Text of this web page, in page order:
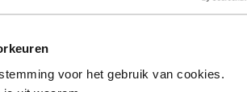
voor het gebruik van cookies.
het zachte voetbed zorgen ervoor
lopen. Het sterke maar zachte leer
en luxe gevoel aan je voeten.